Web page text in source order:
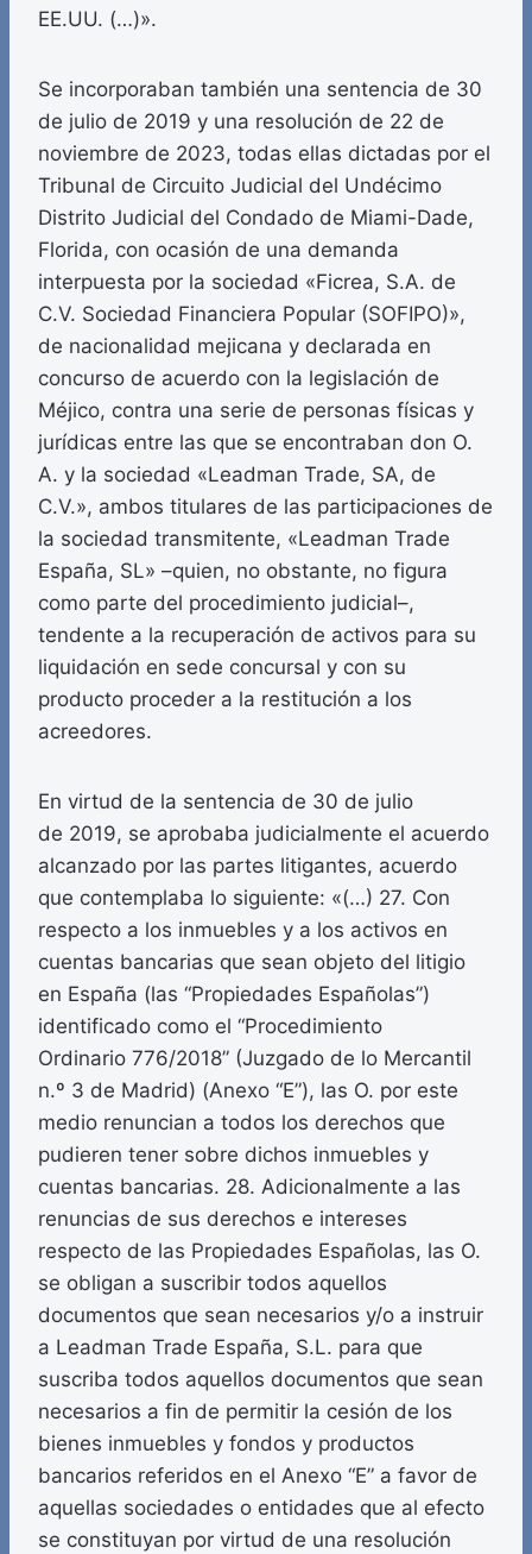
EE.UU. (…)».
Se incorporaban también una sentencia de 30
de julio de 2019 y una resolución de 22 de
noviembre de 2023, todas ellas dictadas por el
Tribunal de Circuito Judicial del Undécimo
Distrito Judicial del Condado de Miami-Dade,
Florida, con ocasión de una demanda
interpuesta por la sociedad «Ficrea, S.A. de
C.V. Sociedad Financiera Popular (SOFIPO)»,
de nacionalidad mejicana y declarada en
concurso de acuerdo con la legislación de
Méjico, contra una serie de personas físicas y
jurídicas entre las que se encontraban don O.
A. y la sociedad «Leadman Trade, SA, de
C.V.», ambos titulares de las participaciones de
la sociedad transmitente, «Leadman Trade
España, SL» –quien, no obstante, no figura
como parte del procedimiento judicial–,
tendente a la recuperación de activos para su
liquidación en sede concursal y con su
producto proceder a la restitución a los
acreedores.
En virtud de la sentencia de 30 de julio
de 2019, se aprobaba judicialmente el acuerdo
alcanzado por las partes litigantes, acuerdo
que contemplaba lo siguiente: «(…) 27. Con
respecto a los inmuebles y a los activos en
cuentas bancarias que sean objeto del litigio
en España (las “Propiedades Españolas”)
identificado como el “Procedimiento
Ordinario 776/2018” (Juzgado de lo Mercantil
n.º 3 de Madrid) (Anexo “E”), las O. por este
medio renuncian a todos los derechos que
pudieren tener sobre dichos inmuebles y
cuentas bancarias. 28. Adicionalmente a las
renuncias de sus derechos e intereses
respecto de las Propiedades Españolas, las O.
se obligan a suscribir todos aquellos
documentos que sean necesarios y/o a instruir
a Leadman Trade España, S.L. para que
suscriba todos aquellos documentos que sean
necesarios a fin de permitir la cesión de los
bienes inmuebles y fondos y productos
bancarios referidos en el Anexo “E” a favor de
aquellas sociedades o entidades que al efecto
se constituyan por virtud de una resolución